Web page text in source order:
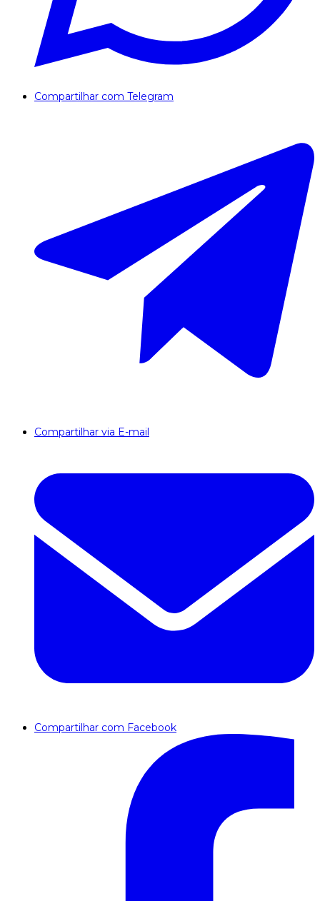
Compartilhar com Telegram
Compartilhar via E-mail
Compartilhar com Facebook